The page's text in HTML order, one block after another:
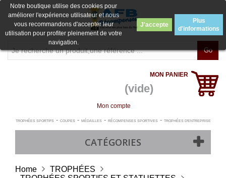
Go
MON PANIER
(vide)
Mon compte
TROPHÉES SPORTIFS- COUPES- MÉDAILLES- RÉCOMPENSES SPORTIVES- TROPHÉES D'ENTREPRISE
CATÉGORIES
Notre boutique utilise des cookies pour
améliorer l'expérience utilisateur et nous
vous recommandons d'accepter leur
utilisation pour profiter pleinement de votre
navigation.
J'accepte
Plus
d'informations
Home
TROPHÉES